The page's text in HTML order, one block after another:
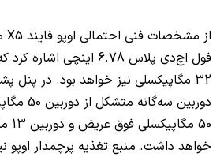
از مشخصات فنی احتمالی اوپو فایند X5
فول اچ‌دی پلاس 6.78 اینچی
32 مگاپیکسلی نیز خواهد بود. در پنل پشتی اوپو فایند
دوربین